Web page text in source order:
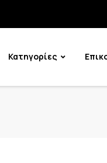
Κατηγορίες